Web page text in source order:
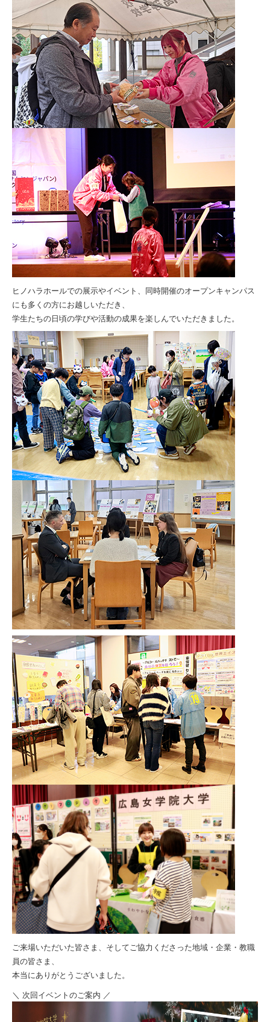
ヒノハラホールでの展示やイベント、同時開催のオープンキャンパス
にも多くの方にお越しいただき、
学生たちの日頃の学びや活動の成果を楽しんでいただきました。
ご来場いただいた皆さま、そしてご協力くださった地域・企業・教職
員の皆さま、
本当にありがとうございました。
＼ 次回イベントのご案内 ／